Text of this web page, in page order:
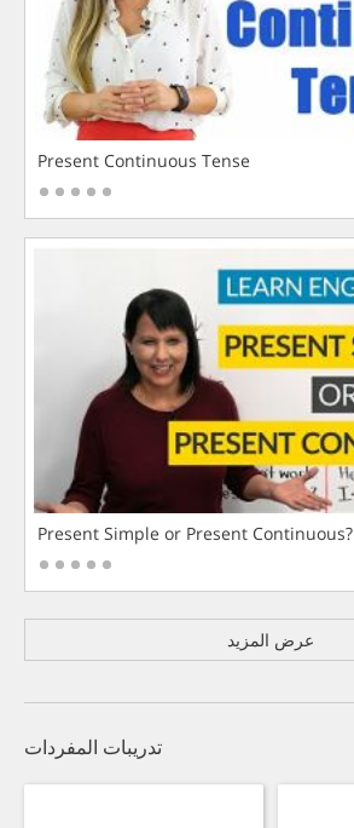
Present Continuous Tense
Present Simple or Present Continuous?
عرض المزيد
تدريبات المفردات